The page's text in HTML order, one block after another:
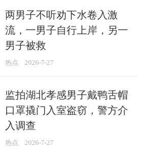
两男子不听劝下水卷入激
流，一男子自行上岸，另一
男子被救
热点 2026-7-27
监拍湖北孝感男子戴鸭舌帽
口罩撬门入室盗窃，警方介
入调查
热点 2026-7-27